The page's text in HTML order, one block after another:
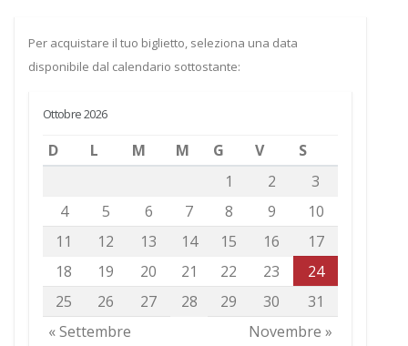
Per acquistare il tuo biglietto, seleziona una data
disponibile dal calendario sottostante:
Ottobre 2026
D L M M G V S
« Settembre Novembre »
1 2
3
4
5 6 7 8 9
10
11
12 13 14 15 16
17
18
19 20 21 22 23
24
25
26 27 28 29 30 31